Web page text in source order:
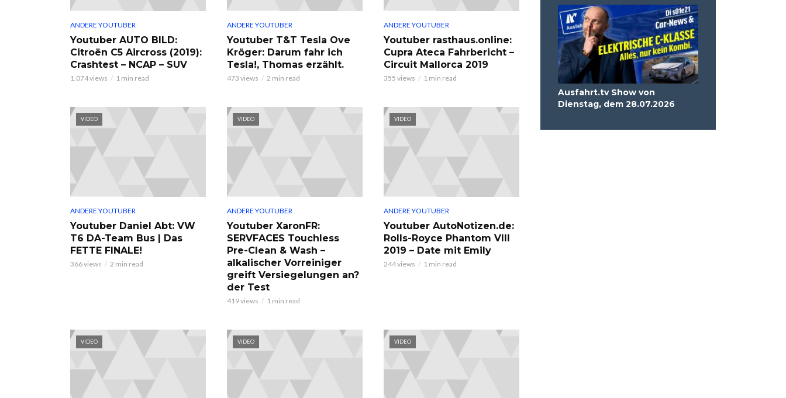
ANDERE YOUTUBER
Youtuber AUTO BILD:
Citroën C5 Aircross (2019):
Crashtest – NCAP – SUV
1.074 views 1 min read
ANDERE YOUTUBER
Youtuber T&T Tesla Ove
Kröger: Darum fahr ich
Tesla!, Thomas erzählt.
473 views 2 min read
ANDERE YOUTUBER
Youtuber rasthaus.online:
Cupra Ateca Fahrbericht –
Circuit Mallorca 2019
355 views 1 min read
VIDEO
ANDERE YOUTUBER
Youtuber Daniel Abt: VW
T6 DA-Team Bus | Das
FETTE FINALE!
366 views 2 min read
VIDEO
ANDERE YOUTUBER
Youtuber XaronFR:
SERVFACES Touchless
Pre-Clean & Wash –
alkalischer Vorreiniger
greift Versiegelungen an?
der Test
419 views 1 min read
VIDEO
ANDERE YOUTUBER
Youtuber AutoNotizen.de:
Rolls-Royce Phantom VIII
2019 – Date mit Emily
244 views 1 min read
VIDEO VIDEO VIDEO
Ausfahrt.tv Show von
Dienstag, dem 28.07.2026